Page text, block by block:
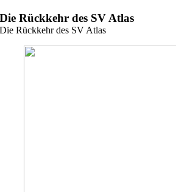
Zum
Inhalt
Die Rückkehr des SV Atlas
Die Rückkehr des SV Atlas